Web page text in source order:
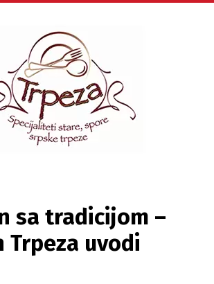
sa tradicijom –
Trpeza uvodi